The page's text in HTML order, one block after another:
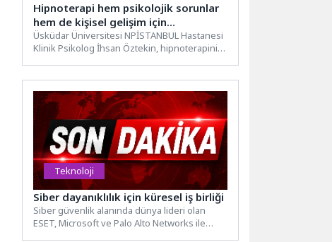
Hipnoterapi hem psikolojik sorunlar
hem de kişisel gelişim için
kullanılabilir!
Üsküdar Üniversitesi NPİSTANBUL Hastanesi
Klinik Psikolog İhsan Öztekin, hipnoterapinin
Teknoloji
Siber dayanıklılık için küresel iş birliği
Siber güvenlik alanında dünya lideri olan
ESET, Microsoft ve Palo Alto Networks ile